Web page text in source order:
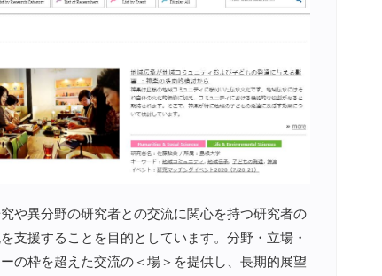
や異分野の研究者との交流に関心を持つ研究者の
支援することを目的としています。分野・立場・
の枠を超えた交流の＜場＞を提供し、長期的展望